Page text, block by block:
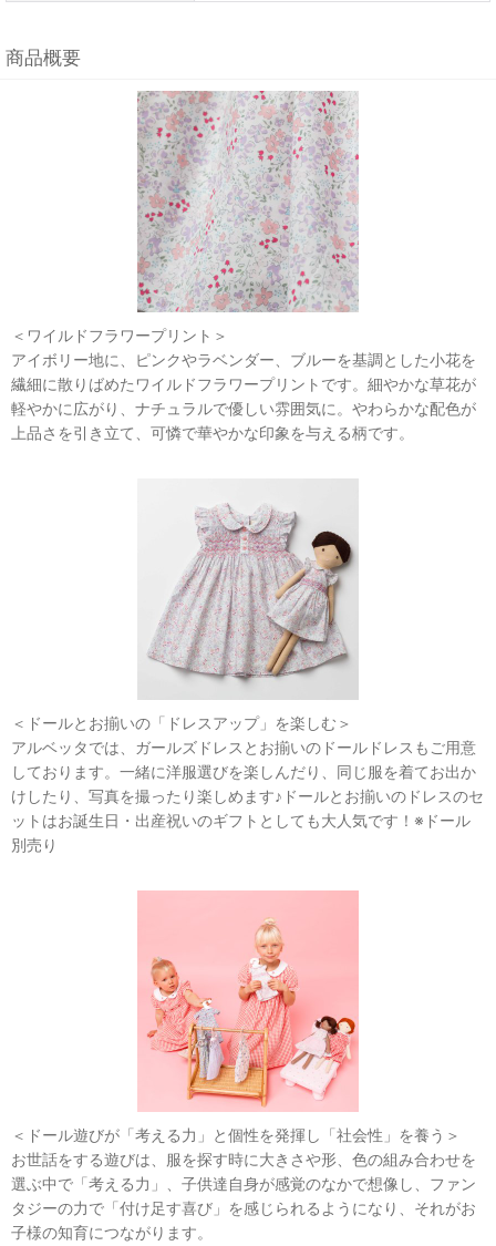
商品概要
＜ワイルドフラワープリント＞
アイボリー地に、ピンクやラベンダー、ブルーを基調とした小花を
繊細に散りばめたワイルドフラワープリントです。細やかな草花が
軽やかに広がり、ナチュラルで優しい雰囲気に。やわらかな配色が
上品さを引き立て、可憐で華やかな印象を与える柄です。
＜ドールとお揃いの「ドレスアップ」を楽しむ＞
アルベッタでは、ガールズドレスとお揃いのドールドレスもご用意
しております。一緒に洋服選びを楽しんだり、同じ服を着てお出か
けしたり、写真を撮ったり楽しめます♪ドールとお揃いのドレスのセ
ットはお誕生日・出産祝いのギフトとしても大人気です！※ドール
別売り
＜ドール遊びが「考える力」と個性を発揮し「社会性」を養う＞
お世話をする遊びは、服を探す時に大きさや形、色の組み合わせを
選ぶ中で「考える力」、子供達自身が感覚のなかで想像し、ファン
タジーの力で「付け足す喜び」を感じられるようになり、それがお
子様の知育につながります。